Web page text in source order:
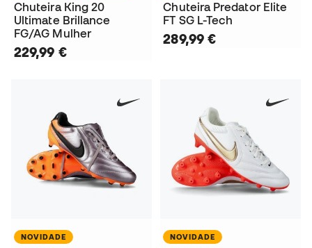
Chuteira King 20
Ultimate Brillance
FG/AG Mulher
229,99 €
Chuteira Predator Elite
FT SG L-Tech
289,99 €
NOVIDADE NOVIDADE